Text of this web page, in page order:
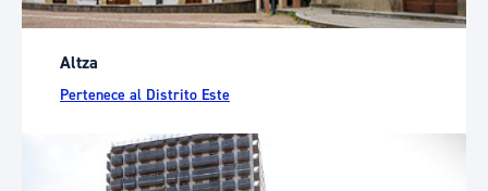
Altza
Pertenece al Distrito Este